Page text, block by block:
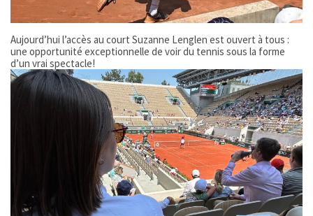
Aujourd’hui l’accès au court Suzanne Lenglen est ouvert à tous :
une opportunité exceptionnelle de voir du tennis sous la forme
d’un vrai spectacle!